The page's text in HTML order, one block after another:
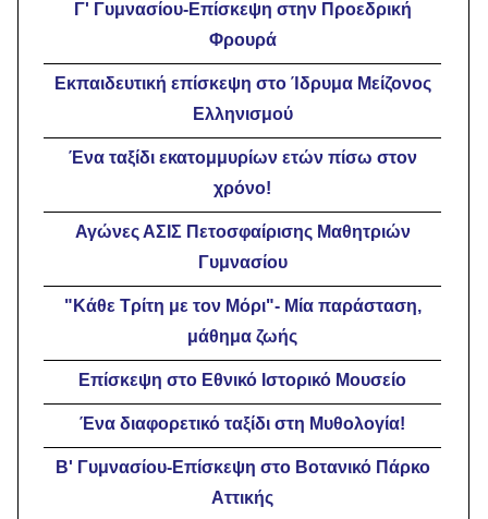
Γ' Γυμνασίου-Επίσκεψη στην Προεδρική
Φρουρά
Εκπαιδευτική επίσκεψη στο Ίδρυμα Μείζονος
Ελληνισμού
Ένα ταξίδι εκατομμυρίων ετών πίσω στον
χρόνο!
Αγώνες ΑΣΙΣ Πετοσφαίρισης Μαθητριών
Γυμνασίου
"Κάθε Τρίτη με τον Μόρι"- Μία παράσταση,
μάθημα ζωής
Επίσκεψη στο Εθνικό Ιστορικό Μουσείο
Ένα διαφορετικό ταξίδι στη Μυθολογία!
Β' Γυμνασίου-Επίσκεψη στο Βοτανικό Πάρκο
Αττικής